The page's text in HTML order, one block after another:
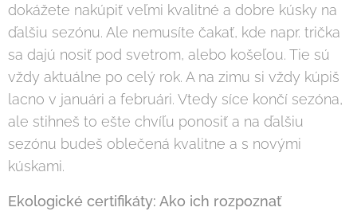
dokážete nakúpiť veľmi kvalitné a dobre kúsky na
ďalšiu sezónu. Ale nemusíte čakať, kde napr. trička
sa dajú nosiť pod svetrom, alebo košeľou. Tie sú
vždy aktuálne po celý rok. A na zimu si vždy kúpiš
lacno v januári a februári. Vtedy síce končí sezóna,
ale stihneš to ešte chvíľu ponosiť a na ďalšiu
sezónu budeš oblečená kvalitne a s novými
kúskami.
Ekologické certifikáty: Ako ich rozpoznať